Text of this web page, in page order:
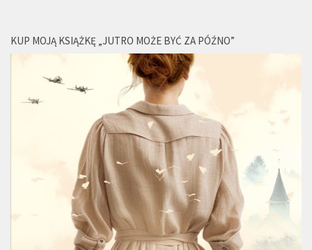
KUP MOJĄ KSIĄŻKĘ „JUTRO MOŻE BYĆ ZA PÓŹNO”